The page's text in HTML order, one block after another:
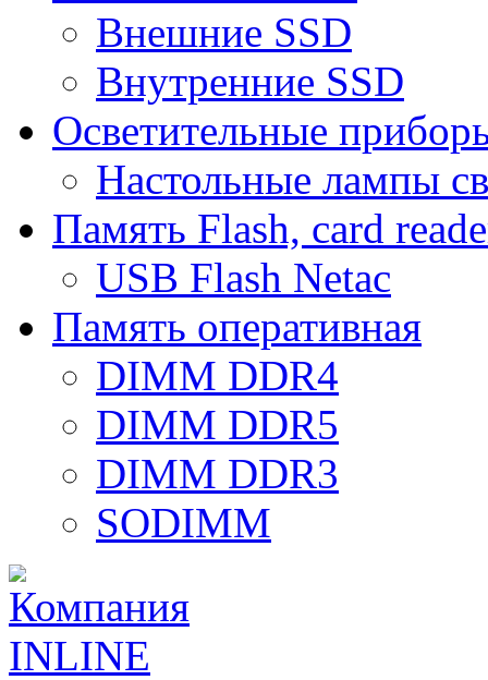
Внешние SSD
Внутренние SSD
Осветительные
Настольные лампы
Память Flash, card
USB Flash Netac
Память оперативная
DIMM DDR4
DIMM DDR5
DIMM DDR3
SODIMM